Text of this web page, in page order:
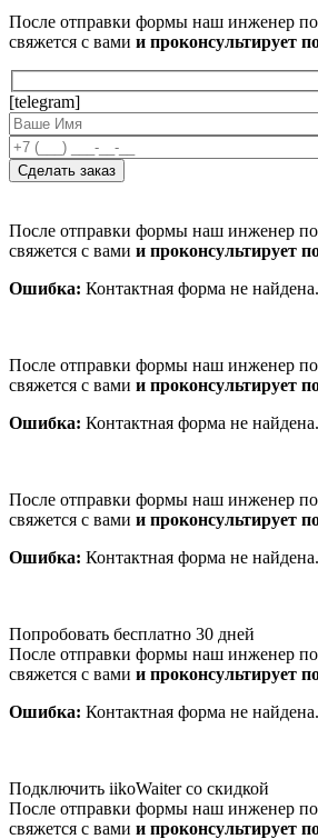
После отправки формы наш инженер по
свяжется с вами и проконсультирует
[telegram]
После отправки формы наш инженер по
свяжется с вами и проконсультирует
Ошибка: Контактная форма не найдена.
После отправки формы наш инженер по
свяжется с вами и проконсультирует
Ошибка: Контактная форма не найдена.
После отправки формы наш инженер по
свяжется с вами и проконсультирует
Ошибка: Контактная форма не найдена.
Попробовать бесплатно 30 дней
После отправки формы наш инженер по
свяжется с вами и проконсультирует
Ошибка: Контактная форма не найдена.
Подключить iikoWaiter со скидкой
После отправки формы наш инженер по
свяжется с вами и проконсультирует